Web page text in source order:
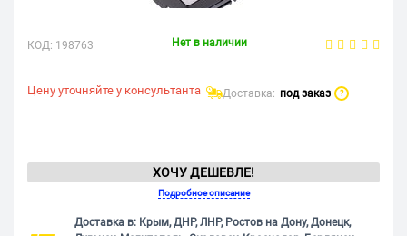
КОД: 198763 Нет в наличии
Цену уточняйте у консультанта Доставка: под заказ ?
ХОЧУ ДЕШЕВЛЕ!
Подробное описание
Доставка в: Крым, ДНР, ЛНР, Ростов на Дону, Донецк,